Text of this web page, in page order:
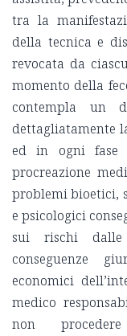
tra la
della tecnica e
revocata da
momento della
contempla un
dettagliatamente
ed in ogni fase
procreazione
problemi bioetici,
e psicologici
sui rischi dalle
conseguenze
economici
medico
non